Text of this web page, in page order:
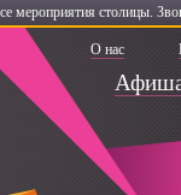
столицы.
О нас